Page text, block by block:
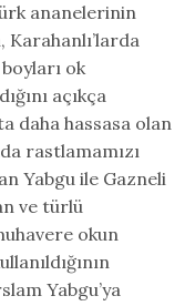
ananelerinin
ok
açıkça
daha hassasa olan
rastlamamızı
Yabgu ile Gazneli
ve türlü
okun
Yabgu’ya